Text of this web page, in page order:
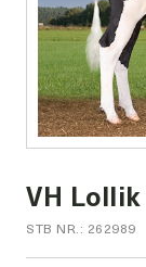
VH Lollik
STB NR.: 262989